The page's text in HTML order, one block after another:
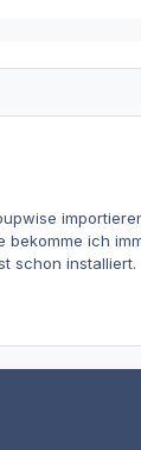
ich
schon installiert.